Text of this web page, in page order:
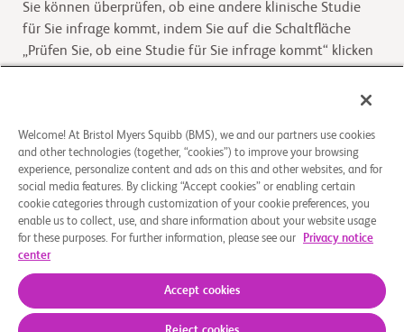
Sie können überprüfen, ob eine andere klinische Studie
für Sie infrage kommt, indem Sie auf die Schaltfläche
„Prüfen Sie, ob eine Studie für Sie infrage kommt“ klicken
Überblick
Ziel dieser Studie ist es, die Wirksamkeit und Sicherheit
des Prüfpräparats Relatlimab plus Nivolumab in
Kombination mit Chemotherapie bei Teilnehmern mit
inope... Read More
Welcome! At Bristol Myers Squibb (BMS), we and our partners use cookies
and other technologies (together, “cookies”) to improve your browsing
experience, personalize content and ads on this and other websites, and for
social media features. By clicking “Accept cookies” or enabling certain
cookie categories through customization of your cookie preferences, you
enable us to collect, use, and share information about your website usage
for these purposes. For further information, please see our
Privacy notice
center
Accept cookies